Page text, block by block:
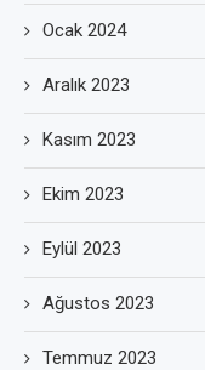
Ocak 2024
Aralık 2023
Kasım 2023
Ekim 2023
Eylül 2023
Ağustos 2023
Temmuz 2023